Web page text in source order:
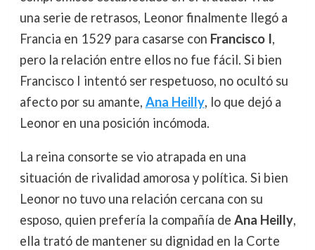
una serie de retrasos, Leonor finalmente llegó a
Francia en 1529 para casarse con Francisco I,
pero la relación entre ellos no fue fácil. Si bien
Francisco I intentó ser respetuoso, no ocultó su
afecto por su amante, Ana Heilly, lo que dejó a
Leonor en una posición incómoda.
La reina consorte se vio atrapada en una
situación de rivalidad amorosa y política. Si bien
Leonor no tuvo una relación cercana con su
esposo, quien prefería la compañía de Ana Heilly,
ella trató de mantener su dignidad en la Corte